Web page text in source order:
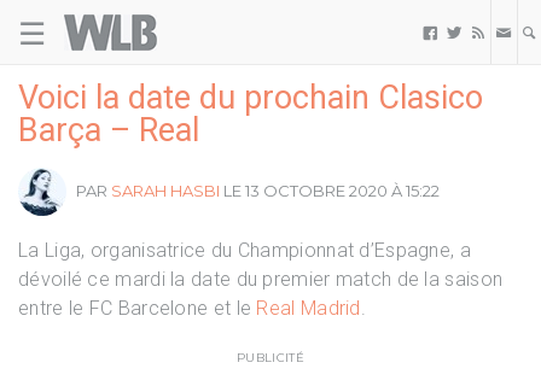
☰   
Voici la date du prochain Clasico
Barça – Real
PAR SARAH HASBI LE 13 OCTOBRE 2020 À 15:22
La Liga, organisatrice du Championnat d’Espagne, a
dévoilé ce mardi la date du premier match de la saison
entre le FC Barcelone et le Real Madrid.
PUBLICITÉ